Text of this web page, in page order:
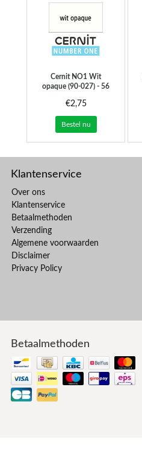
CernitNO1 Wit
opaque (90-027) - 56
€2,75
Bestel nu
Klantenservice
Over ons
Klantenservice
Betaalmethoden
Verzending
Algemene voorwaarden
Disclaimer
Privacy Policy
Betaalmethoden